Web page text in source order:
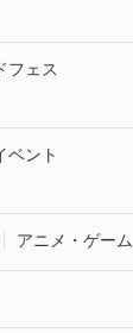
フェス
ベント
アニメ・ゲーム